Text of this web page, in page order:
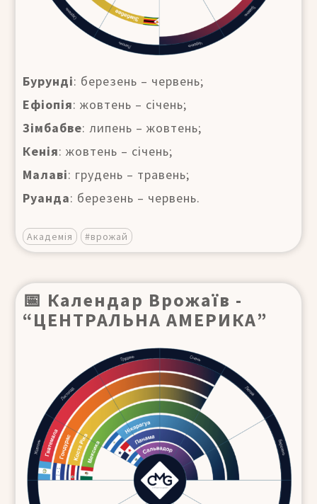
Бурунді: березень – червень;
Ефіопія: жовтень – січень;
Зімбабве: липень – жовтень;
Кенія: жовтень – січень;
Малаві: грудень – травень;
Руанда: березень – червень.
Академія #врожай
📅 Календар Врожаїв -
“ЦЕНТРАЛЬНА АМЕРИКА”